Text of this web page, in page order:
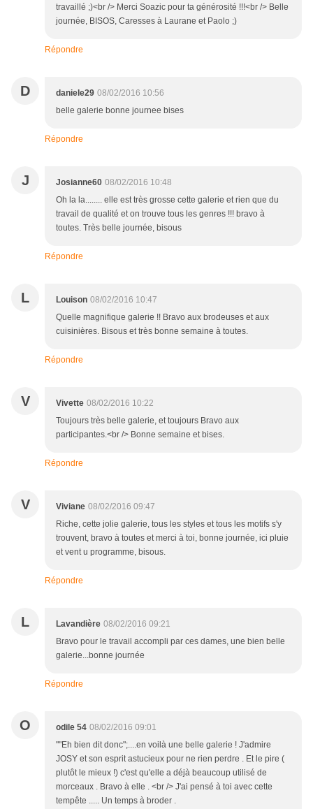
travaillé ;)<br /> Merci Soazic pour ta générosité !!!<br /> Belle
journée, BISOS, Caresses à Laurane et Paolo ;)
Répondre
D daniele29 08/02/2016 10:56
belle galerie bonne journee bises
Répondre
J Josianne60 08/02/2016 10:48
Oh la la........ elle est très grosse cette galerie et rien que du
travail de qualité et on trouve tous les genres !!! bravo à
toutes. Très belle journée, bisous
Répondre
L Louison 08/02/2016 10:47
Quelle magnifique galerie !! Bravo aux brodeuses et aux
cuisinières. Bisous et très bonne semaine à toutes.
Répondre
V Vivette 08/02/2016 10:22
Toujours très belle galerie, et toujours Bravo aux
participantes.<br /> Bonne semaine et bises.
Répondre
V Viviane 08/02/2016 09:47
Riche, cette jolie galerie, tous les styles et tous les motifs s'y
trouvent, bravo à toutes et merci à toi, bonne journée, ici pluie
et vent u programme, bisous.
Répondre
L Lavandière 08/02/2016 09:21
Bravo pour le travail accompli par ces dames, une bien belle
galerie...bonne journée
Répondre
O odile 54 08/02/2016 09:01
""Eh bien dit donc";....en voilà une belle galerie ! J'admire
JOSY et son esprit astucieux pour ne rien perdre . Et le pire (
plutôt le mieux !) c'est qu'elle a déjà beaucoup utilisé de
morceaux . Bravo à elle . <br /> J'ai pensé à toi avec cette
tempête ..... Un temps à broder .